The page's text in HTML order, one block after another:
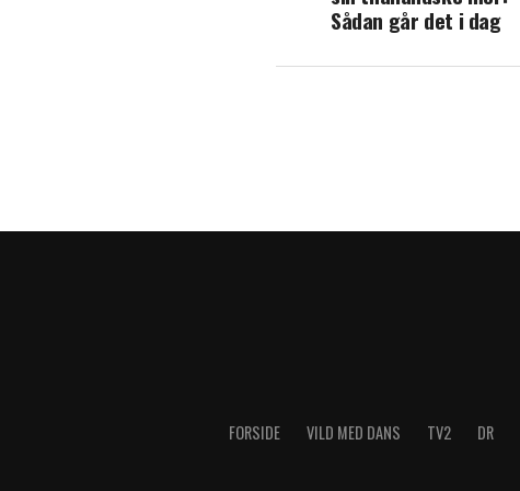
Sådan går det i dag
FORSIDE VILD MED DANS TV2 DR